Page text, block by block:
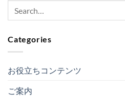
Categories
お役立ちコンテンツ
ご案内